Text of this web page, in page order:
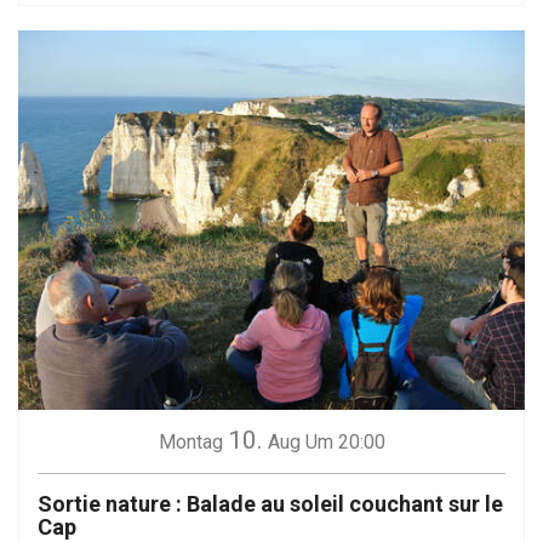
Montag 10. Aug Um 20:00
Sortie nature : Balade au soleil couchant sur le
Cap